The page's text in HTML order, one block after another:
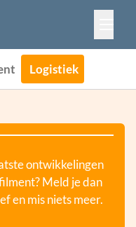
Logistiek
ontwikkelingen
Meld je dan
en mis niets meer.